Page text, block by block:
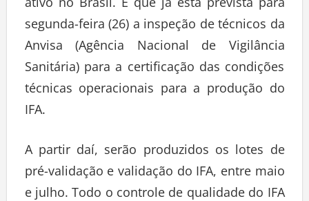
segunda-feira (26) a inspeção de técnicos da
Anvisa (Agência Nacional de Vigilância
Sanitária) para a certificação das condições
técnicas operacionais para a produção do
IFA.
A partir daí, serão produzidos os lotes de
pré-validação e validação do IFA, entre maio
e julho. Todo o controle de qualidade do IFA